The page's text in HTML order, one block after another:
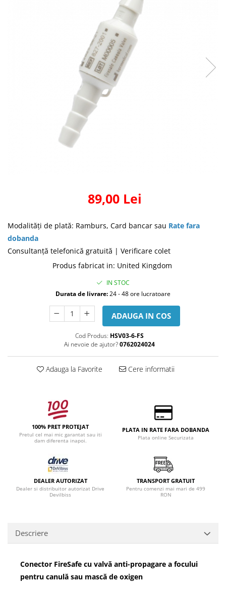
89,00 Lei
Modalităţi de plată: Ramburs, Card bancar sau Rate fara
dobanda
Consultanţă telefonică gratuită | Verificare colet
Produs fabricat in: United Kingdom
IN STOC
Durata de livrare:24 - 48 ore lucratoare
ADAUGA IN COS
Cod Produs: HSV03-6-FS
Ai nevoie de ajutor? 0762024024
Adauga la Favorite Cere informatii
100% PRET PROTEJAT
Pretul cel mai mic garantat sau iti
dam diferenta inapoi.
PLATA IN RATE FARA DOBANDA
Plata online Securizata
DEALER AUTORIZAT
Dealer si distribuitor autorizat Drive
Devilbiss
TRANSPORT GRATUIT
Pentru comenzi mai mari de 499
RON
Descriere
Conector FireSafe cu valvă anti-propagare a focului
pentru canulă sau mască de oxigen